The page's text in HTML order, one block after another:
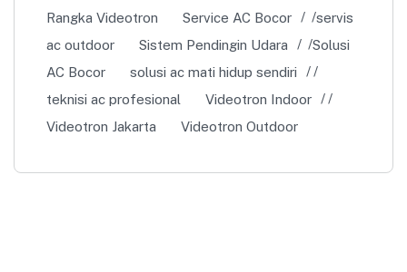
Rangka Videotron
Service AC Bocor
servis
ac outdoor
Sistem Pendingin Udara
Solusi
AC Bocor
solusi ac mati hidup sendiri
teknisi ac profesional
Videotron Indoor
Videotron Jakarta
Videotron Outdoor